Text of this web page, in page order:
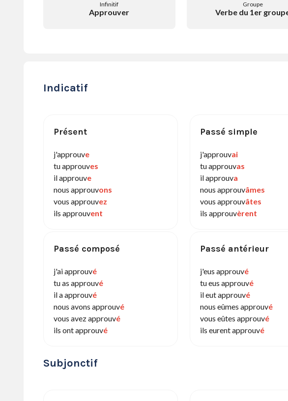
Infinitif
Approuver
Groupe
Verbe du 1er
Indicatif
Présent
j'approuve
tu approuves
il approuve
nous approuvons
vous approuvez
ils approuvent
Passé simple
j'approuvai
tu approuvas
il approuva
nous approuvâmes
vous approuvâtes
ils approuvèrent
Passé composé
j'ai approuvé
tu as approuvé
il a approuvé
nous avons approuvé
vous avez approuvé
ils ont approuvé
Passé antérieur
j'eus approuvé
tu eus approuvé
il eut approuvé
nous eûmes approuvé
vous eûtes approuvé
ils eurent approuvé
Subjonctif